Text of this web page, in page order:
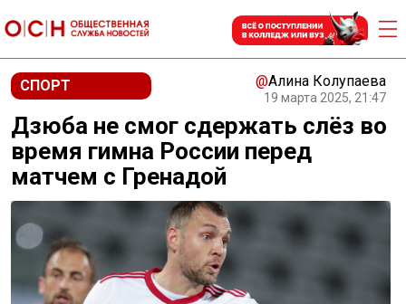
СПОРТ @Алина Колупаева
19 марта 2025, 21:47
Дзюба не смог сдержать слёз во
время гимна России перед
матчем с Гренадой